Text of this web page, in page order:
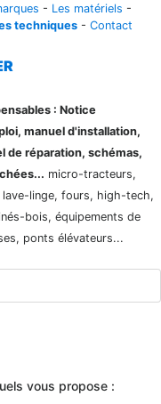
- Les matériels -
techniques - Contact
: Notice
manuel d'installation,
de réparation, schémas,
micro-tracteurs,
linge, fours, high-tech,
bois, équipements de
ponts élévateurs...
vous propose :